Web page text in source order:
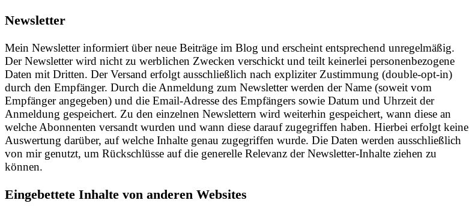
Newsletter
Mein Newsletter informiert über neue Beiträge im Blog und erscheint entsprechend unregelmäßig.
Der Newsletter wird nicht zu werblichen Zwecken verschickt und teilt keinerlei personenbezogene
Daten mit Dritten. Der Versand erfolgt ausschließlich nach expliziter Zustimmung (double-opt-in)
durch den Empfänger. Durch die Anmeldung zum Newsletter werden der Name (soweit vom
Empfänger angegeben) und die Email-Adresse des Empfängers sowie Datum und Uhrzeit der
Anmeldung gespeichert. Zu den einzelnen Newslettern wird weiterhin gespeichert, wann diese an
welche Abonnenten versandt wurden und wann diese darauf zugegriffen haben. Hierbei erfolgt keine
Auswertung darüber, auf welche Inhalte genau zugegriffen wurde. Die Daten werden ausschließlich
von mir genutzt, um Rückschlüsse auf die generelle Relevanz der Newsletter-Inhalte ziehen zu
können.
Eingebettete Inhalte von anderen Websites